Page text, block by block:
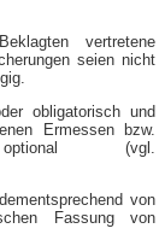
vertretene
seien nicht
obligatorisch und
Ermessen bzw.
(vgl.
von
Fassung von